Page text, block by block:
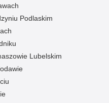
Podlaskim
Lubelskim